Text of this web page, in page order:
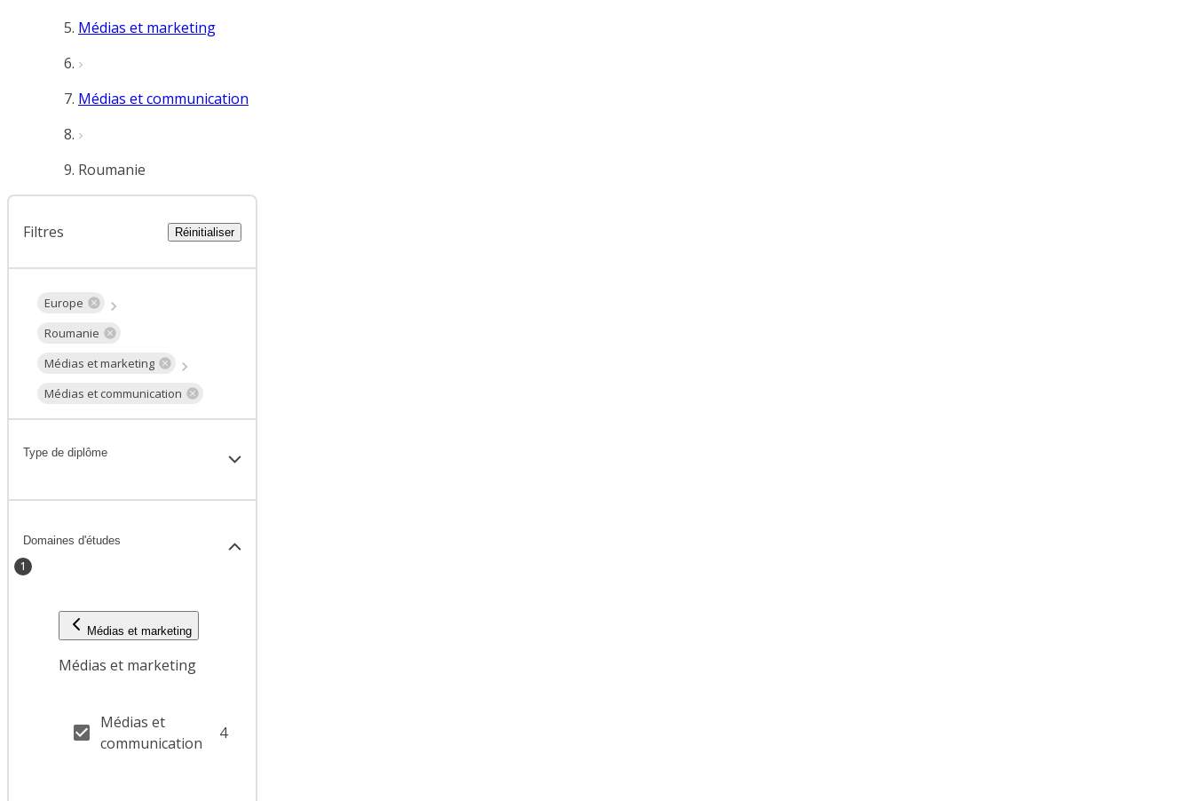
Médias et marketing
Médias et communication
Roumanie
Filtres Réinitialiser
Europe
Roumanie
Médias et marketing
Médias et communication
Type de diplôme
Domaines d'études
1
Médias et marketing
Médias et marketing
Médias et
communication
4